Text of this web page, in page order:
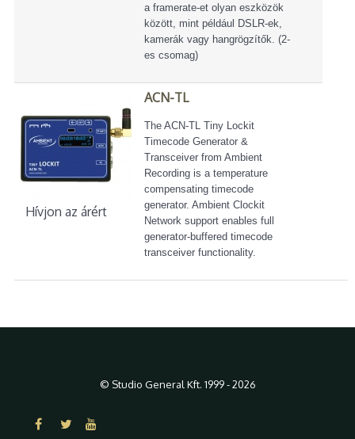
a framerate-et olyan eszközök
között, mint például DSLR-ek,
kamerák vagy hangrögzítők. (2-
es csomag)
Hívjon az árért
ACN-TL
The ACN-TL Tiny Lockit
Timecode Generator &
Transceiver from Ambient
Recording is a temperature
compensating timecode
generator. Ambient Clockit
Network support enables full
generator-buffered timecode
transceiver functionality.
© Studio General Kft. 1999 - 2026